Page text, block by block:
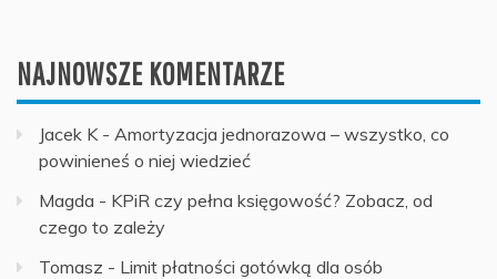
NAJNOWSZE KOMENTARZE
Jacek K- Amortyzacja jednorazowa – wszystko, co
powinieneś o niej wiedzieć
Magda - KPiR czy pełna księgowość? Zobacz, od
czego to zależy
Tomasz - Limit płatności gotówką dla osób